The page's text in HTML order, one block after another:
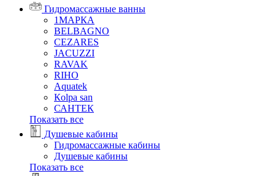
Гидромассажные ванны
1МАРКА
BELBAGNO
CEZARES
JACUZZI
RAVAK
RIHO
Аquatek
Кolpa san
САНТЕК
Показать все
Душевые кабины
Гидромассажные кабины
Душевые кабины
Показать все